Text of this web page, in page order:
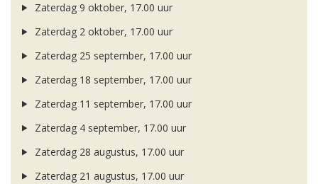
Zaterdag 9 oktober, 17.00 uur
Zaterdag 2 oktober, 17.00 uur
Zaterdag 25 september, 17.00 uur
Zaterdag 18 september, 17.00 uur
Zaterdag 11 september, 17.00 uur
Zaterdag 4 september, 17.00 uur
Zaterdag 28 augustus, 17.00 uur
Zaterdag 21 augustus, 17.00 uur